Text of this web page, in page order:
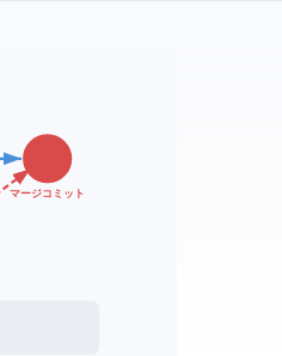
マージコミット